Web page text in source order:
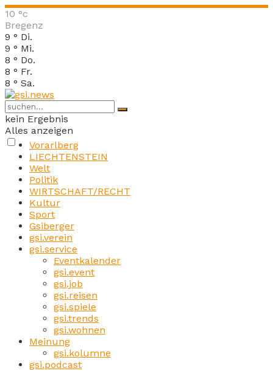
10 °c
Bregenz
9 ° Di.
9 ° Mi.
8 ° Do.
8 ° Fr.
8 ° Sa.
kein Ergebnis
Alles anzeigen
Vorarlberg
LIECHTENSTEIN
Welt
Politik
WIRTSCHAFT/RECHT
Kultur
Sport
Gsiberger
gsi.verein
gsi.service
Eventkalender
gsi.event
gsi.job
gsi.reisen
gsi.spiele
gsi.trends
gsi.wohnen
Meinung
gsi.kolumne
gsi.podcast